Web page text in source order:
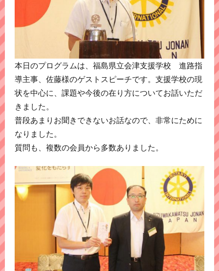
本日のプログラムは、福島県立会津支援学校 進路指
導主事、佐藤様のゲストスピーチです。支援学校の現
状を中心に、課題や今後の在り方についてお話いただ
きました。
普段あまりお聞きできないお話なので、非常にために
なりました。
質問も、複数の会員から多数ありました。